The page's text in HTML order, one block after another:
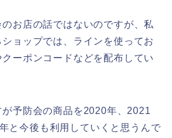
お店の話ではないのですが、私
ョップでは、ラインを使ってお
ーポンコードなどを配布してい
予防会の商品を2020年、2021
と今後も利用していくと思うんで